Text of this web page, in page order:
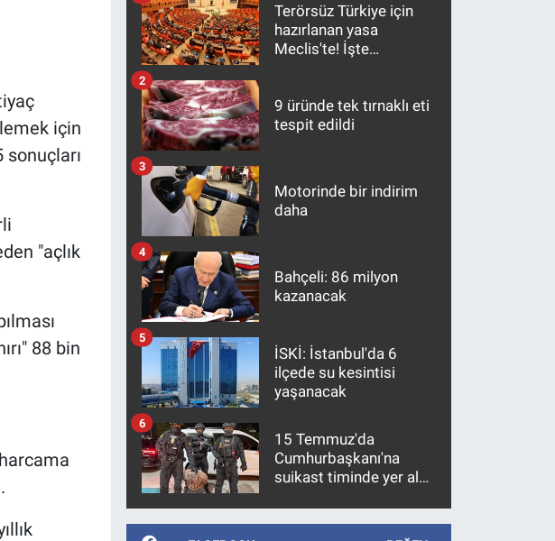
için
sonuçları
"açlık
88 bin
Terörsüz Türkiye için
hazırlanan yasa
Meclis'te! İşte
9 üründe tek tırnaklı eti
tespit edildi
2
Motorinde bir indirim
daha
3
Bahçeli: 86 milyon
kazanacak
4
İSKİ: İstanbul'da 6
ilçede su kesintisi
yaşanacak
5
15 Temmuz'da
Cumhurbaşkanı'na
suikast timinde yer alan
10 yıl sonra yakalandı
6